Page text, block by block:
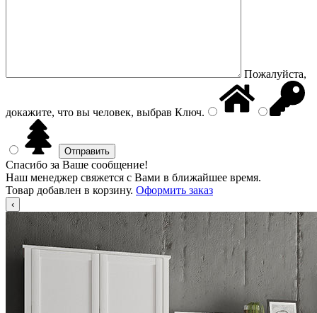
Пожалуйста,
докажите, что вы человек, выбрав Ключ.
Спасибо за Ваше сообщение!
Наш менеджер свяжется с Вами в ближайшее время.
Товар добавлен в корзину. Оформить заказ